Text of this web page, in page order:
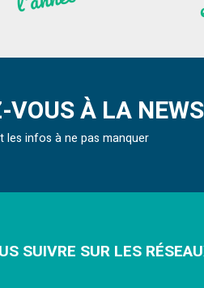
VOUS À LA
les infos à ne pas manquer
SUIVRE SUR LES